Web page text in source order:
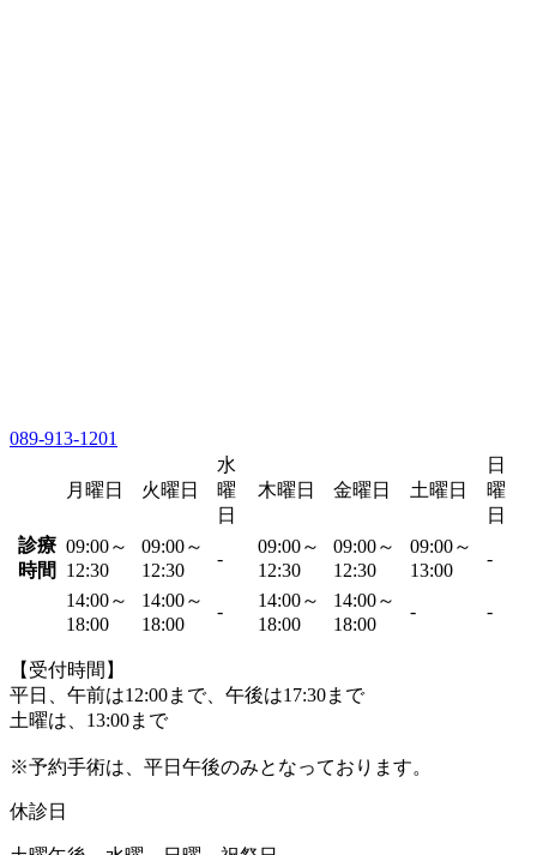
089-913-1201
月曜日 火曜日
水
曜
日
木曜日 金曜日 土曜日
日
曜
日
診療
時間
09:00～
12:30
09:00～
12:30
-
09:00～
12:30
09:00～
12:30
09:00～
13:00
-
14:00～
18:00
14:00～
18:00
-
14:00～
18:00
14:00～
18:00
- -
【受付時間】
平日、午前は12:00まで、午後は17:30まで
土曜は、13:00まで
※予約手術は、平日午後のみとなっております。
休診日